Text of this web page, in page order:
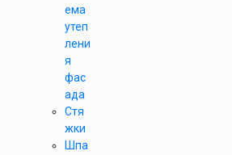
ема
утеп
лени
я
фас
ада
Стя
жки
Шпа